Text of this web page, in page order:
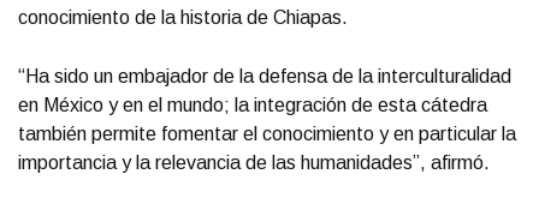
conocimiento de la historia de Chiapas.
“Ha sido un embajador de la defensa de la interculturalidad
en México y en el mundo; la integración de esta cátedra
también permite fomentar el conocimiento y en particular la
importancia y la relevancia de las humanidades”, afirmó.